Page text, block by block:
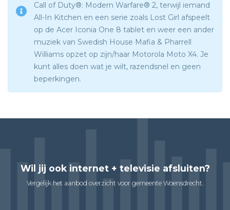
Call of Duty®: Modern Warfare® 2, terwijl iemand
All-In Kitchen en een serie zoals Lost Girl afspeelt
op de Acer Iconia One 8 tablet en weer een ander
muziek van Swedish House Mafia & Pharrell
Williams opzet op zijn/haar Motorola Moto X4. Je
kunt alles doen wat je wilt, razendsnel en geen
beperkingen.
Wil jij ook internet + televisie afsluiten?
Vergelijk het aanbod overzicht voor gemeente Woensdrecht.